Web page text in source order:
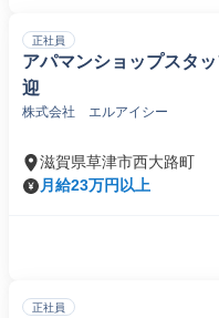
正社員
アパマンショップスタ
迎
株式会社 エルアイシー
滋賀県草津市西大路町
月給23万円以上
正社員